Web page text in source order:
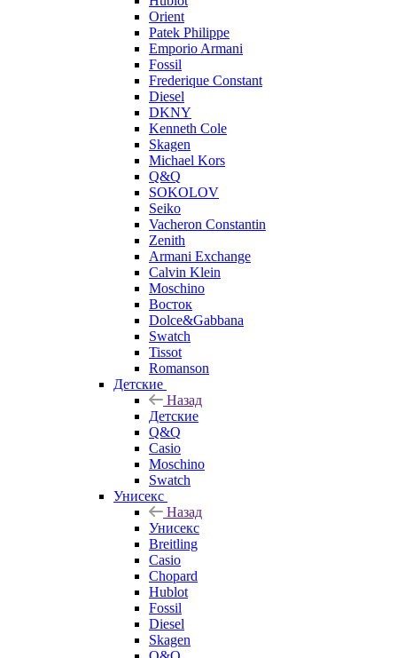
Orient
Patek Philippe
Emporio Armani
Fossil
Frederique Constant
Diesel
DKNY
Kenneth Cole
Skagen
Michael Kors
Q&Q
SOKOLOV
Seiko
Vacheron Constantin
Zenith
Armani Exchange
Calvin Klein
Moschino
Восток
Dolce&Gabbana
Swatch
Tissot
Romanson
Детские
Назад
Детские
Q&Q
Casio
Moschino
Swatch
Унисекс
Назад
Унисекс
Breitling
Casio
Chopard
Hublot
Fossil
Diesel
Skagen